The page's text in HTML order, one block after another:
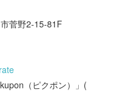
野2-15-81F
（ピクポン）」(